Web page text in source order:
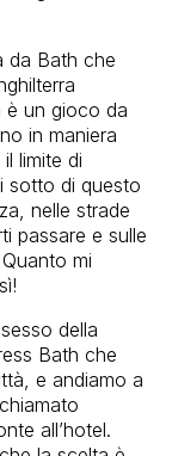
da Bath che
è un gioco da
in maniera
limite di
sotto di questo
nelle strade
passare e sulle
mi
della
Bath che
e andiamo a
all’hotel.